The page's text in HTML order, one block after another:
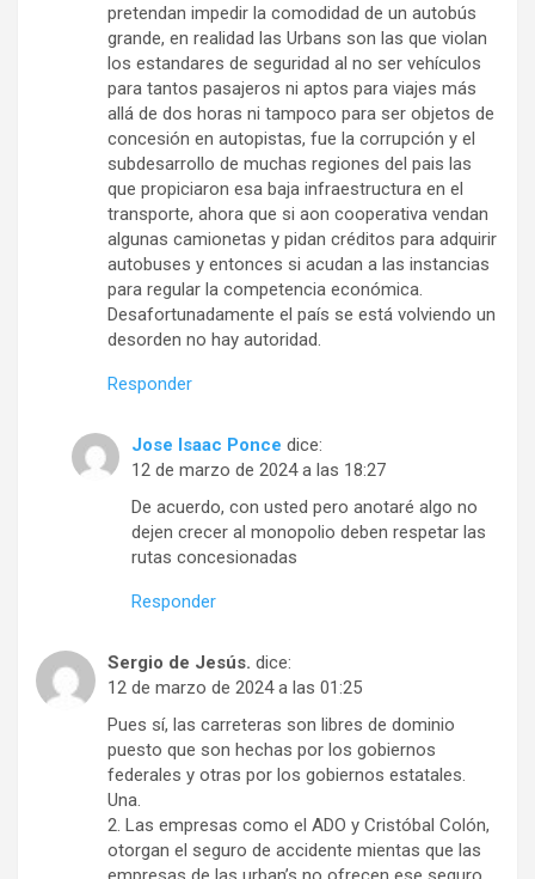
pretendan impedir la comodidad de un autobús
grande, en realidad las Urbans son las que violan
los estandares de seguridad al no ser vehículos
para tantos pasajeros ni aptos para viajes más
allá de dos horas ni tampoco para ser objetos de
concesión en autopistas, fue la corrupción y el
subdesarrollo de muchas regiones del pais las
que propiciaron esa baja infraestructura en el
transporte, ahora que si aon cooperativa vendan
algunas camionetas y pidan créditos para adquirir
autobuses y entonces si acudan a las instancias
para regular la competencia económica.
Desafortunadamente el país se está volviendo un
desorden no hay autoridad.
Responder
Jose Isaac Ponce dice:
12 de marzo de 2024 a las 18:27
De acuerdo, con usted pero anotaré algo no
dejen crecer al monopolio deben respetar las
rutas concesionadas
Responder
Sergio de Jesús. dice:
12 de marzo de 2024 a las 01:25
Pues sí, las carreteras son libres de dominio
puesto que son hechas por los gobiernos
federales y otras por los gobiernos estatales.
Una.
2. Las empresas como el ADO y Cristóbal Colón,
otorgan el seguro de accidente mientas que las